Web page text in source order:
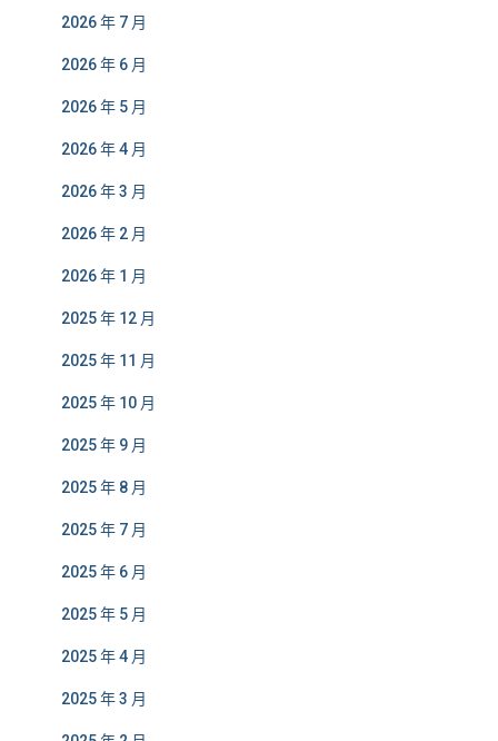
2026 年 7 月
2026 年 6 月
2026 年 5 月
2026 年 4 月
2026 年 3 月
2026 年 2 月
2026 年 1 月
2025 年 12 月
2025 年 11 月
2025 年 10 月
2025 年 9 月
2025 年 8 月
2025 年 7 月
2025 年 6 月
2025 年 5 月
2025 年 4 月
2025 年 3 月